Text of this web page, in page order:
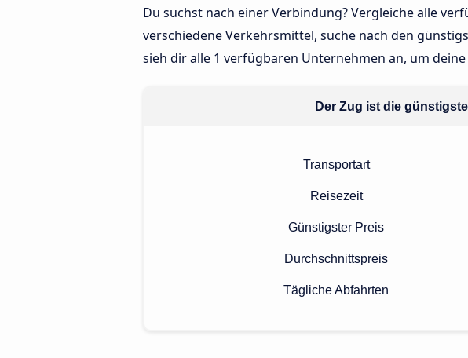
Du suchst nach einer Verbindung? Vergleiche alle
verschiedene Verkehrsmittel, suche nach den
sieh dir alle 1 verfügbaren Unternehmen an, um
Der Zug ist die
Transportart
Reisezeit
Günstigster Preis
Durchschnittspreis
Tägliche Abfahrten